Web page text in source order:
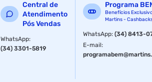
Central de
Atendimento
Pós Vendas
WhatsApp:
(34) 3301-5819
Programa
Benefícios
Martins -
WhatsApp:(34) 8413-
E-mail: